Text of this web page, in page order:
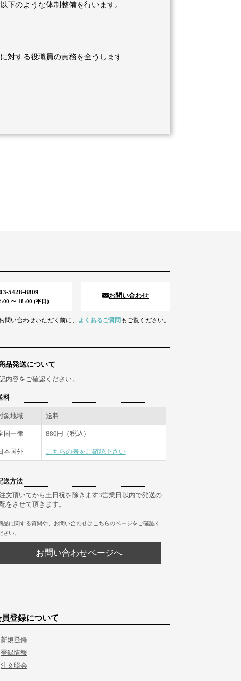
下のような体制整備を行います。
対する役職員の責務を全うします
5428-8809
〜 18:00 (平日)
お問い合わせ
問い合わせいただく前に、 よくあるご質問 もご覧ください。
品発送について
内容をご確認ください。
料
象地域 送料
国一律 880円（税込）
本国外 こちらの表をご確認下さい
送方法
文頂いてから土日祝を除きます3営業日以内で発送の
をさせて頂きます。
品に関する質問や、お問い合わせはこちらのページをご確認く
さい。
お問い合わせページへ
員登録について
新規登録
登録情報
注文照会